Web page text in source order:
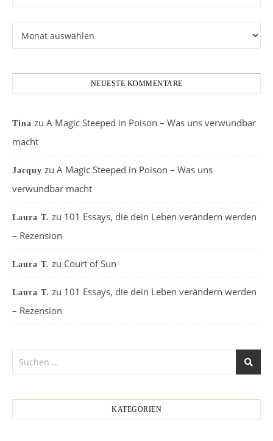
NEUESTE KOMMENTARE
Tina zu A Magic Steeped in Poison – Was uns verwundbar
macht
Jacquy zu A Magic Steeped in Poison – Was uns
verwundbar macht
Laura T. zu 101 Essays, die dein Leben verändern werden
– Rezension
Laura T. zu Court of Sun
Laura T. zu 101 Essays, die dein Leben verändern werden
– Rezension
KATEGORIEN